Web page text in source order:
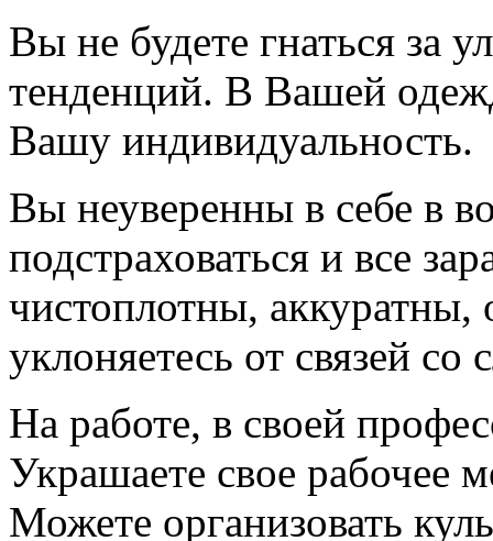
Вы не будете гнаться за
тенденций. В Вашей
Вашу индивидуальность.
Вы неуверенны в себе в
подстраховаться и все
чистоплотны, аккуратны,
уклоняетесь от связей
На работе, в своей
Украшаете свое рабочее
Можете организовать